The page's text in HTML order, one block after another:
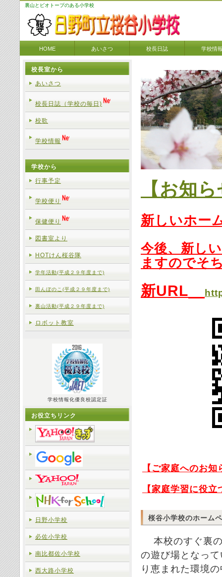
裏山とビオトープのある小学校
HOME あいさつ 校長日誌 学校情
【お知
新しいホー
今後、新し
ますのでそ
新URL
【ご家庭へのお知
【家庭学習に役
桜谷小学校のホーム
本校のすぐ裏の
の遊び場となっ
り恵まれた環境
校長室から
あいさつ
校長日誌（学校の毎日)
校歌
学校情報
学校から
行事予定
学校便り
保健便り
図書室より
HOTけん桜谷隊
学年活動(平成２９年度まで)
田んぼのこ(平成２９年度まで)
裏山活動(平成２９年度まで)
ロボット教室
学校情報化優良校認定証
お役立ちリンク
日野小学校
必佐小学校
南比都佐小学校
西大路小学校